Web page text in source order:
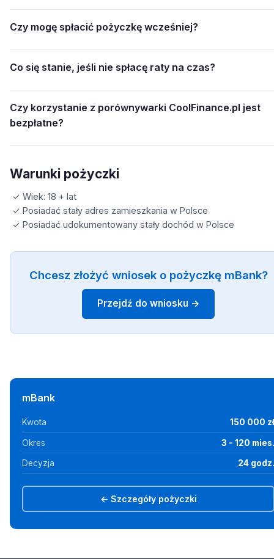
Czy mogę spłacić pożyczkę wcześniej?
Co się stanie, jeśli nie spłacę raty na czas?
Czy korzystanie z porównywarki CoolFinance.pl jest
bezpłatne?
Warunki pożyczki
✓ Wiek: 18 + lat
✓ Posiadać stały adres zamieszkania w Polsce
✓ Posiadać udokumentowany stały dochód w Polsce
Chcesz złożyć wniosek o pożyczkę mBank?
Przejdź do wniosku →
mBank
Kwota 150 000 zł
Okres 3 - 120 mies.
Decyzja 24 godz.
← Szczegóły pożyczki